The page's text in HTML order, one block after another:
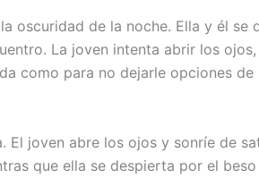
oscuridad de la noche. Ella y él se
La joven intenta abrir los
como para no dejarle opciones de
El joven abre los ojos y sonríe de
que ella se despierta por el